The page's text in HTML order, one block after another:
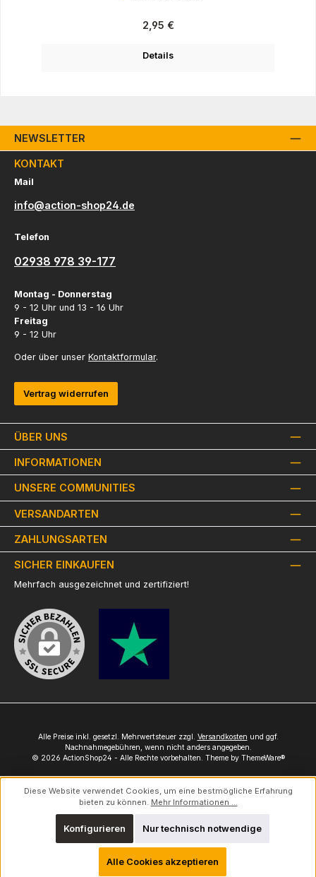
Regulärer Preis:
2,95 €
Details
NEWSLETTER
ÜBER UNS
INFORMATIONEN
KONTAKT
Mail
info@action-shop24.de
Telefon
02938 978 39-177
Montag - Donnerstag
9 - 12 Uhr und 13 - 16 Uhr
Freitag
9 - 12 Uhr
Oder über unser Kontaktformular.
Vertrag widerrufen
UNSERE COMMUNITIES
VERSANDARTEN
ZAHLUNGSARTEN
SICHER EINKAUFEN
Mehrfach ausgezeichnet und zertifiziert!
Alle Preise inkl. gesetzl. Mehrwertsteuer zzgl. Versandkosten und ggf.
Nachnahmegebühren, wenn nicht anders angegeben.
© 2026 ActionShop24 - Alle Rechte vorbehalten. Theme by ThemeWare®
Diese Website verwendet Cookies, um eine bestmögliche Erfahrung
bieten zu können. Mehr Informationen ...
Nur technisch notwendige
Konfigurieren
Alle Cookies akzeptieren